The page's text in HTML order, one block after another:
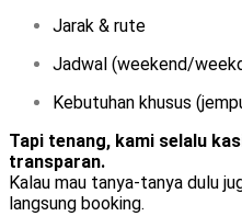
Jarak & rute
Jadwal (weekend/
Kebutuhan khusus
Tapi tenang, kami selalu
transparan.
Kalau mau tanya-tanya dulu
langsung booking.